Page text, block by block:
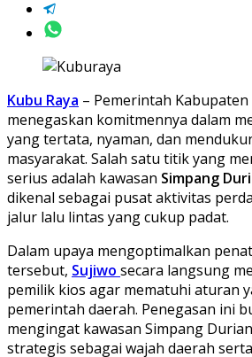
Kubu Raya – Pemerintah
menegaskan komitmennya dalam
yang tertata, nyaman, dan
masyarakat. Salah satu titik yang
serius adalah kawasan Simpang
dikenal sebagai pusat aktivitas
jalur lalu lintas yang cukup padat.
Dalam upaya mengoptimalkan
tersebut, Sujiwo secara langsung
pemilik kios agar mematuhi aturan
pemerintah daerah. Penegasan ini
mengingat kawasan Simpang
strategis sebagai wajah daerah